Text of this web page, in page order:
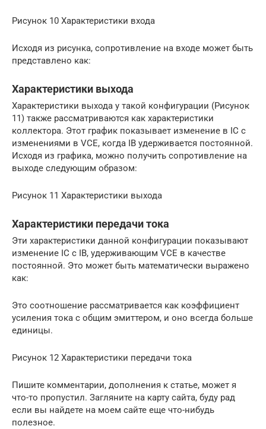
Рисунок 10 Характеристики входа
Исходя из рисунка, сопротивление на входе может быть
представлено как:
Характеристики выхода
Характеристики выхода у такой конфигурации (Рисунок
11) также рассматриваются как характеристики
коллектора. Этот график показывает изменение в IC с
изменениями в VCE, когда IB удерживается постоянной.
Исходя из графика, можно получить сопротивление на
выходе следующим образом:
Рисунок 11 Характеристики выхода
Характеристики передачи тока
Эти характеристики данной конфигурации показывают
изменение IC с IB, удерживающим VCE в качестве
постоянной. Это может быть математически выражено
как:
Это соотношение рассматривается как коэффициент
усиления тока с общим эмиттером, и оно всегда больше
единицы.
Рисунок 12 Характеристики передачи тока
Пишите комментарии, дополнения к статье, может я
что-то пропустил. Загляните на карту сайта, буду рад
если вы найдете на моем сайте еще что-нибудь
полезное.